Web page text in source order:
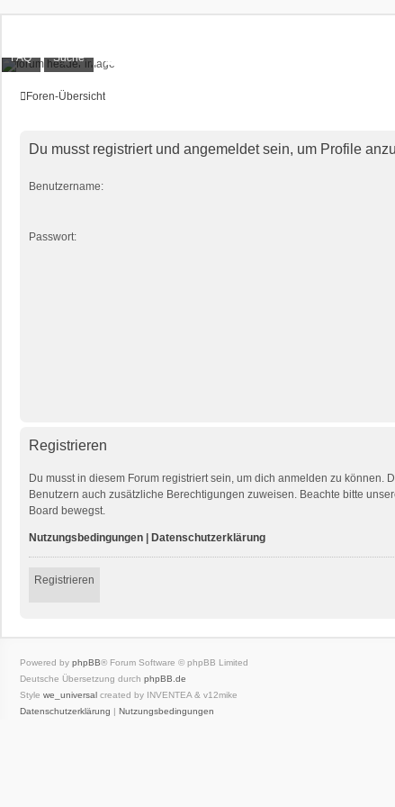
XT1200Z-Forum
FAQ Suche
Foren-Übersicht
Du musst registriert und angemeldet sein, um Profile
Benutzername:
Passwort:
Registrieren
Du musst in diesem Forum registriert sein, um dich anmelden zu
Benutzern auch zusätzliche Berechtigungen zuweisen. Beachte bitte
Board bewegst.
Nutzungsbedingungen Datenschutzerklärung
Registrieren
Powered by phpBB® Forum Software © phpBB Limited
Deutsche Übersetzung durch phpBB.de
Style we_universal created by INVENTEA & v12mike
Datenschutzerklärung | Nutzungsbedingungen